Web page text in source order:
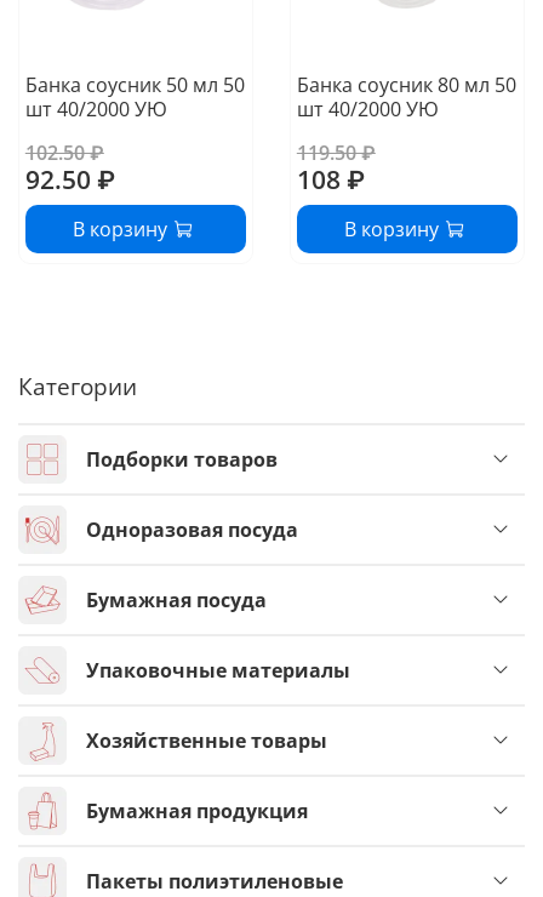
Банка соусник 50 мл 50
шт 40/2000 УЮ
102.50 ₽
92.50 ₽
В корзину
Банка соусник 80 мл 50
шт 40/2000 УЮ
119.50 ₽
108 ₽
В корзину
Категории
Подборки товаров
Одноразовая посуда
Бумажная посуда
Упаковочные материалы
Хозяйственные товары
Бумажная продукция
Пакеты полиэтиленовые